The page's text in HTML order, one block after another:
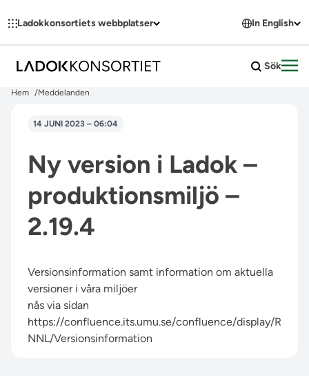
Ladokkonsortiets webbplatser In English
Sök
Hem Meddelanden
14 JUNI 2023 – 06:04
Ny version i Ladok –
produktionsmiljö –
2.19.4
Versionsinformation samt information om aktuella
versioner i våra miljöer
nås via sidan
https://confluence.its.umu.se/confluence/display/R
NNL/Versionsinformation